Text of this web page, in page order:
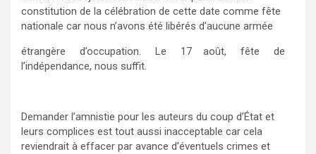
constitution de la célébration de cette date comme fête
nationale car nous n’avons été libérés d’aucune armée
étrangère d’occupation. Le 17 août, fête de
l’indépendance, nous suffit.
Demander l’amnistie pour les auteurs du coup d’État et
leurs complices est tout aussi inacceptable car cela
reviendrait à effacer par avance d’éventuels crimes et